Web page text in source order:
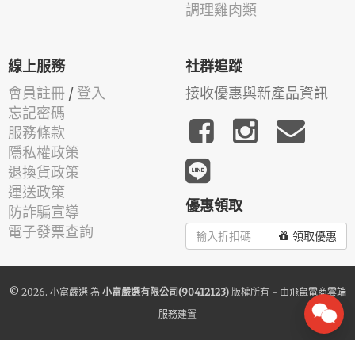
調理雞肉類
線上服務
會員註冊 / 登入
忘記密碼
服務條款
隱私權政策
退換貨政策
運送政策
防詐騙宣導
電子發票查詢
社群追蹤
接收優惠與新產品資訊
優惠領取
領取優惠
© 2026. 小富嚴選為 小富嚴選有限公司(90412123)版權所有 - 由飛鼠電商雲端
服務建置